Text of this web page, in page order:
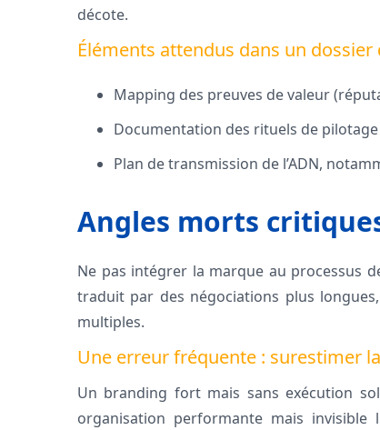
décote.
Éléments attendus dans un dossier
Mapping des preuves de valeur
Documentation des rituels de
Plan de transmission de l’ADN,
Angles morts
Ne pas intégrer la marque au processus
traduit par des négociations plus
multiples.
Une erreur fréquente : surestimer
Un branding fort mais sans exécution
organisation performante mais